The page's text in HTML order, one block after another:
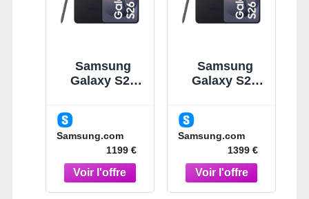
Samsung
Galaxy S26
Smartphone
IA 5G Noir
Samsung.com
1199 €
Samsung
Galaxy S26
Smartphone
Noir
Samsung.com
1399 €